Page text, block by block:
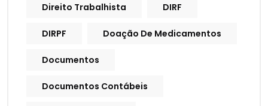
Direito Trabalhista DIRF
DIRPF Doação De Medicamentos
Documentos
Documentos Contábeis